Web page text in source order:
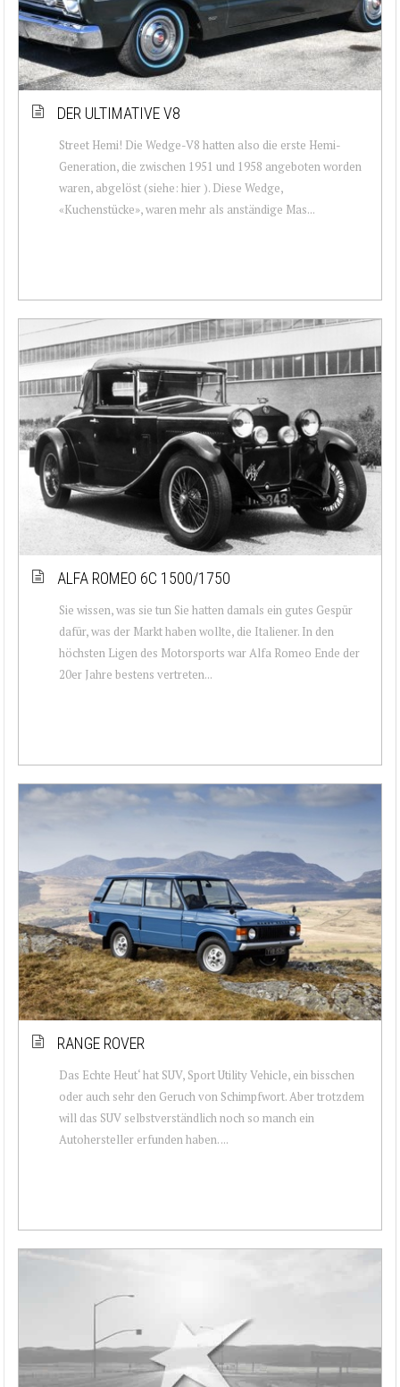
DER ULTIMATIVE V8
Street Hemi! Die Wedge-V8 hatten also die erste Hemi-
Generation, die zwischen 1951 und 1958 angeboten worden
waren, abgelöst (siehe: hier ). Diese Wedge,
«Kuchenstücke», waren mehr als anständige Mas...
ALFA ROMEO 6C 1500/1750
Sie wissen, was sie tun Sie hatten damals ein gutes Gespür
dafür, was der Markt haben wollte, die Italiener. In den
höchsten Ligen des Motorsports war Alfa Romeo Ende der
20er Jahre bestens vertreten...
RANGE ROVER
Das Echte Heut‘ hat SUV, Sport Utility Vehicle, ein bisschen
oder auch sehr den Geruch von Schimpfwort. Aber trotzdem
will das SUV selbstverständlich noch so manch ein
Autohersteller erfunden haben. ...